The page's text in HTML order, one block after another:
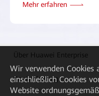
Mehr erfahren
Über Huawei Enterprise
Kaufanleitung
Wir verwenden Cookies
einschließlich Cookies
Website